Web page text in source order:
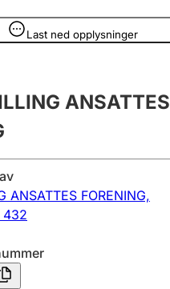
slette
forsinkelsesgebyr
Last ned opplysninger
skjult
ANSATTES
ANSATTES FORENING,
432